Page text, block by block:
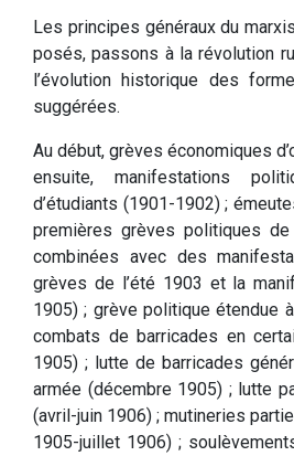
Les principes généraux du
posés, passons à la révolution
l’évolution historique des
suggérées.
Au début, grèves économiques
ensuite, manifestations
d’étudiants (1901-1902) ;
premières grèves politiques
combinées avec des
grèves de l’été 1903 et la
1905) ; grève politique étendue
combats de barricades en
1905) ; lutte de barricades
armée (décembre 1905) ; lutte
(avril-juin 1906) ; mutineries
1905-juillet 1906) ;